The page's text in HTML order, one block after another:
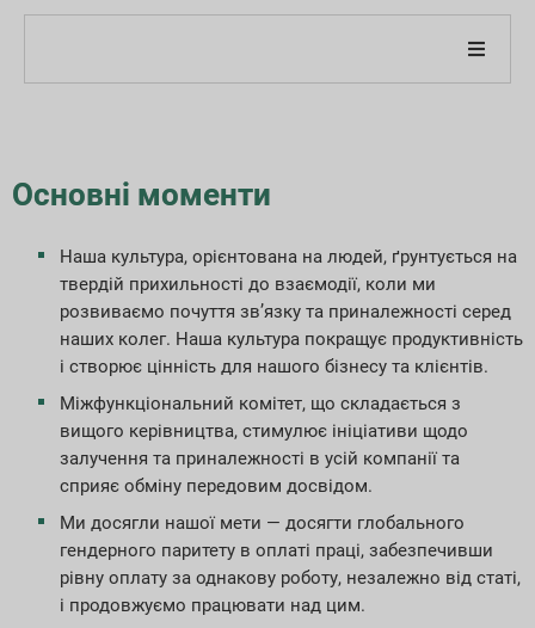
та продуктивність
звітності ESG
звітів
Основні моменти
Наша культура, орієнтована на людей, ґрунтується на
твердій прихильності до взаємодії, коли ми
розвиваємо почуття зв’язку та приналежності серед
наших колег. Наша культура покращує продуктивність
і створює цінність для нашого бізнесу та клієнтів.
Міжфункціональний комітет, що складається з
вищого керівництва, стимулює ініціативи щодо
залучення та приналежності в усій компанії та
сприяє обміну передовим досвідом.
Ми досягли нашої мети — досягти глобального
гендерного паритету в оплаті праці, забезпечивши
рівну оплату за однакову роботу, незалежно від статі,
і продовжуємо працювати над цим.